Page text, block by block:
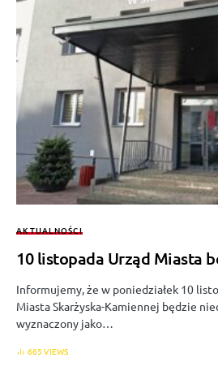
AKTUALNOŚCI
10 listopada Urząd Miasta
Informujemy, że w poniedziałek 10
Miasta Skarżyska-Kamiennej będzie
wyznaczony jako…
665 VIEWS